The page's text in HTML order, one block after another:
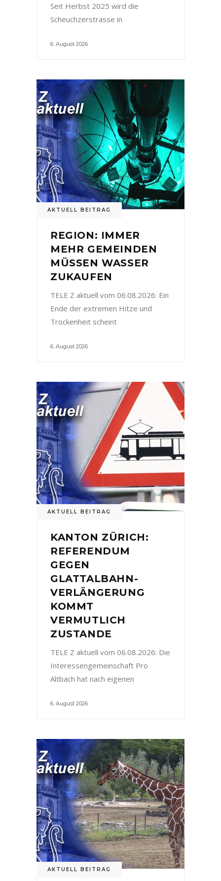
Seit Herbst 2025 wird die
Scheuchzerstrasse in
6. August 2026
AKTUELL BEITRAG
REGION: IMMER
MEHR GEMEINDEN
MÜSSEN WASSER
ZUKAUFEN
TELE Z aktuell vom 06.08.2026: Ein
Ende der extremen Hitze und
Trockenheit scheint
6. August 2026
AKTUELL BEITRAG
KANTON ZÜRICH:
REFERENDUM
GEGEN
GLATTALBAHN-
VERLÄNGERUNG
KOMMT
VERMUTLICH
ZUSTANDE
TELE Z aktuell vom 06.08.2026: Die
Interessengemeinschaft Pro
Altbach hat nach eigenen
6. August 2026
AKTUELL BEITRAG